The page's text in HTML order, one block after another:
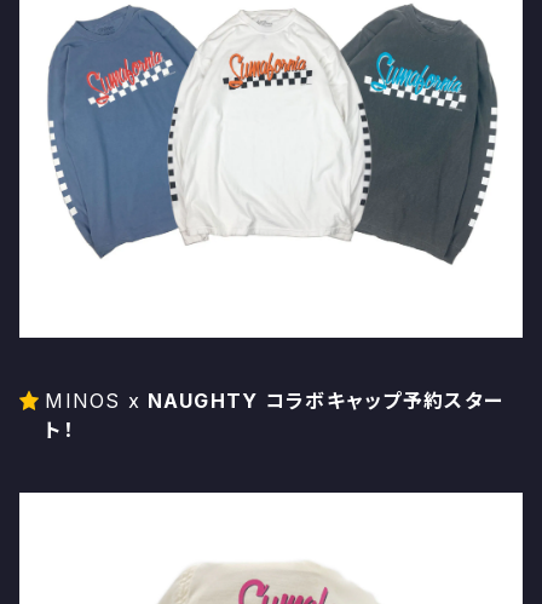
MINOS x NAUGHTY コラボキャップ予約スター
ト！